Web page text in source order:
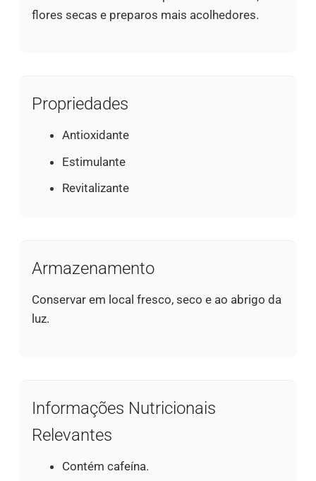
flores secas e preparos mais acolhedores.
Propriedades
Antioxidante
Estimulante
Revitalizante
Armazenamento
Conservar em local fresco, seco e ao abrigo da
luz.
Informações Nutricionais
Relevantes
Contém cafeína.